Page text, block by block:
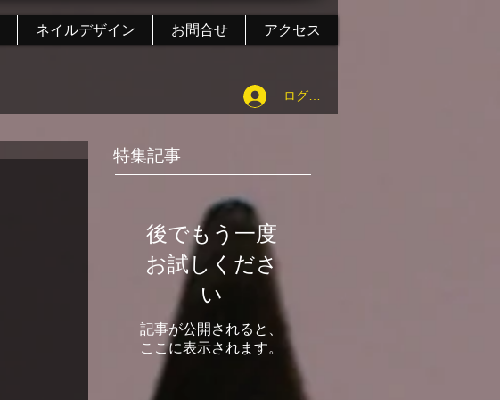
ネイルデザイン お問合せ アクセス
ログイン
特集記事
後でもう一度
お試しくださ
い
記事が公開されると、
ここに表示されます。